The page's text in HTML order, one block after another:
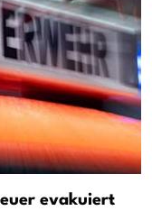
evakuiert